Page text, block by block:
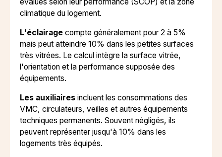
climatique du logement.
L'éclairagecompte généralement pour 2 à 5%
mais peut atteindre 10% dans les petites surfaces
très vitrées. Le calcul intègre la surface vitrée,
l'orientation et la performance supposée des
équipements.
Les auxiliairesincluent les consommations des
VMC, circulateurs, veilles et autres équipements
techniques permanents. Souvent négligés, ils
peuvent représenter jusqu'à 10% dans les
logements très équipés.